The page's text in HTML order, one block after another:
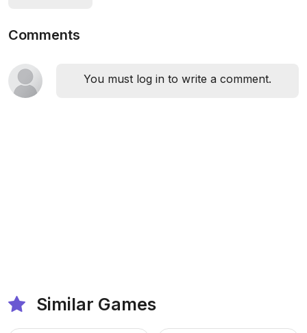
Comments
You must log in to write a comment.
Similar Games